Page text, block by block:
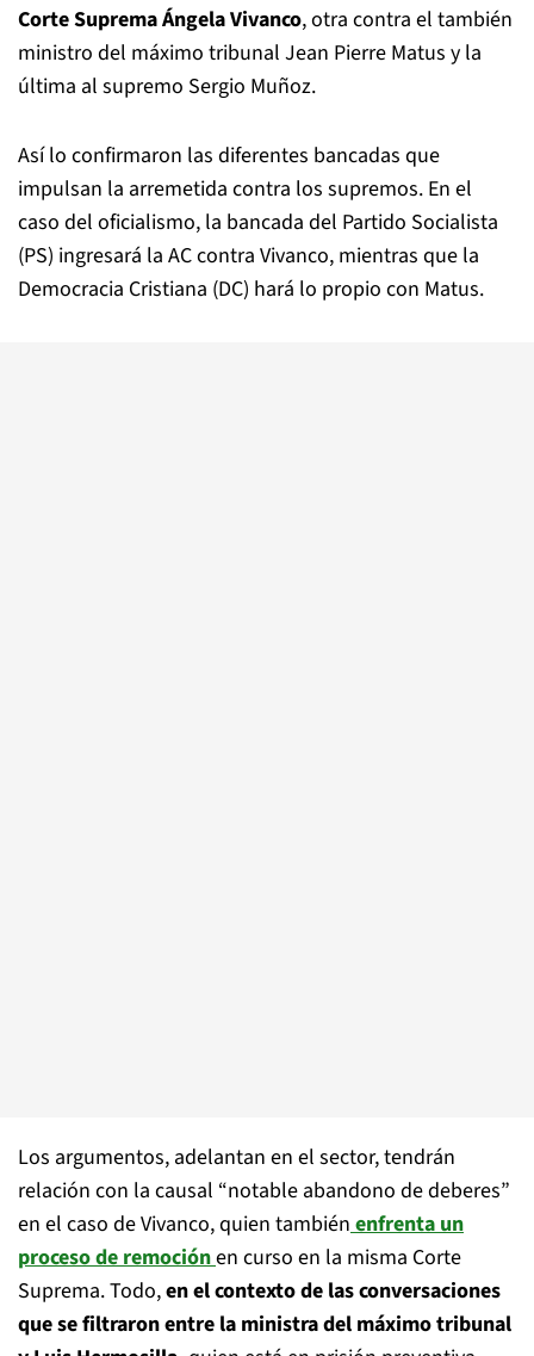
Corte Suprema Ángela Vivanco, otra contra el también
ministro del máximo tribunal Jean Pierre Matus y la
última al supremo Sergio Muñoz.
Así lo confirmaron las diferentes bancadas que
impulsan la arremetida contra los supremos. En el
caso del oficialismo, la bancada del Partido Socialista
(PS) ingresará la AC contra Vivanco, mientras que la
Democracia Cristiana (DC) hará lo propio con Matus.
Los argumentos, adelantan en el sector, tendrán
relación con la causal “notable abandono de deberes”
en el caso de Vivanco, quien tambiénenfrenta un
proceso de remociónen curso en la misma Corte
Suprema. Todo,en el contexto de las conversaciones
que se filtraron entre la ministra del máximo tribunal